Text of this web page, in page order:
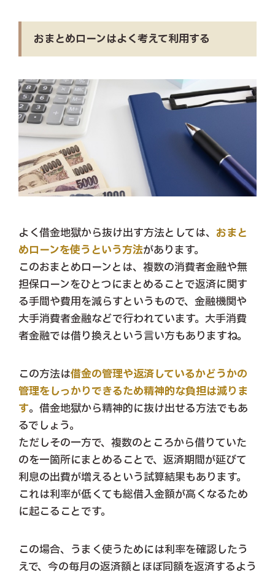
おまとめローンはよく考えて利用する
よく借金地獄から抜け出す方法としては、 おまと
めローンを使うという方法があります。
このおまとめローンとは、複数の消費者金融や無
担保ローンをひとつにまとめることで返済に関す
る手間や費用を減らすというもので、金融機関や
大手消費者金融などで行われています。大手消費
者金融では借り換えという言い方もありますね。
この方法は借金の管理や返済しているかどうかの
管理をしっかりできるため精神的な負担は減りま
す。借金地獄から精神的に抜け出せる方法でもあ
るでしょう。
ただしその一方で、複数のところから借りていた
のを一箇所にまとめることで、返済期間が延びて
利息の出費が増えるという試算結果もあります。
これは利率が低くても総借入金額が高くなるため
に起こることです。
この場合、うまく使うためには利率を確認したう
えで、今の毎月の返済額とほぼ同額を返済するよう